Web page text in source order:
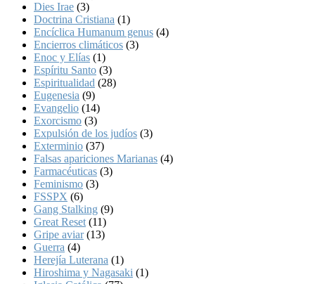
Dies Irae (3)
Doctrina Cristiana (1)
Encíclica Humanum genus (4)
Encierros climáticos (3)
Enoc y Elías (1)
Espíritu Santo (3)
Espiritualidad (28)
Eugenesia (9)
Evangelio (14)
Exorcismo (3)
Expulsión de los judíos (3)
Exterminio (37)
Falsas apariciones Marianas (4)
Farmacéuticas (3)
Feminismo (3)
FSSPX (6)
Gang Stalking (9)
Great Reset (11)
Gripe aviar(13)
Guerra (4)
Herejía Luterana (1)
Hiroshima y Nagasaki (1)